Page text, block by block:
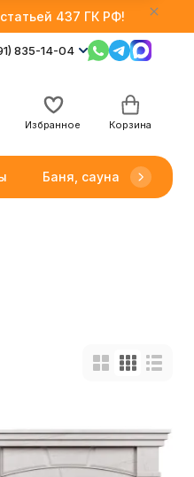
437 ГК РФ!
835-14-04
Избранное Корзина
Баня, сауна